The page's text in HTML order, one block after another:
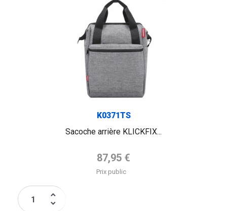
K0371TS
Sacoche arrière KLICKFIX...
Prix de base
87,95 €
Prix public
keyboard_arrow_up
keyboard_arrow_down